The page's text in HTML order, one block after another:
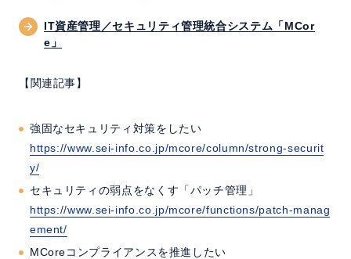
IT資産管理／セキュリティ管理統合システム「MCor
e」
【関連記事】
強固なセキュリティ対策をしたい
https://www.sei-info.co.jp/mcore/column/strong-securit
y/
セキュリティの弱点をなくす「パッチ管理」
https://www.sei-info.co.jp/mcore/functions/patch-manag
ement/
MCoreコンプライアンスを推進したい